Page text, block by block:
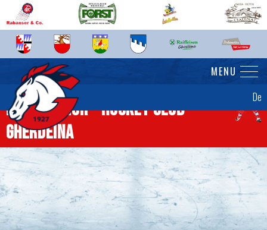
De
MENU
News Senior - Hockey Club
Gherdëina